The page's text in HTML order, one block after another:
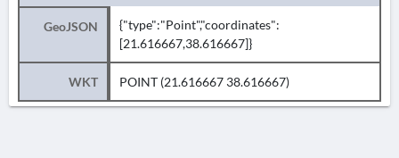
GeoJSON
{"type":"Point","coordinates":
[21.616667,38.616667]}
WKT POINT (21.616667 38.616667)